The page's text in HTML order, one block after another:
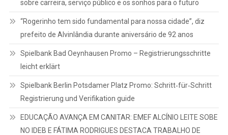
sobre carreira, serviço público e os sonhos para o futuro
“Rogerinho tem sido fundamental para nossa cidade”, diz
prefeito de Alvinlândia durante aniversário de 92 anos
Spielbank Bad Oeynhausen Promo – Registrierungsschritte
leicht erklärt
Spielbank Berlin Potsdamer Platz Promo: Schritt‑für‑Schritt
Registrierung und Verifikation guide
EDUCAÇÃO AVANÇA EM CANITAR: EMEF ALCÍNIO LEITE SOBE
NO IDEB E FÁTIMA RODRIGUES DESTACA TRABALHO DE